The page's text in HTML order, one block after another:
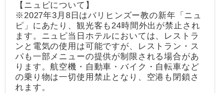
【ニュピについて】
※2027年3月8日はバリヒンズー教の新年「ニュ
ピ」にあたり、観光客も24時間外出が禁止され
ます。ニュピ当日ホテルにおいては、レストラ
ンと電気の使用は可能ですが、レストラン・ス
パも一部メニューの提供が制限される場合があ
ります。航空機・自動車・バイク・自転車など
の乗り物は一切使用禁止となり、空港も閉鎖さ
れます。